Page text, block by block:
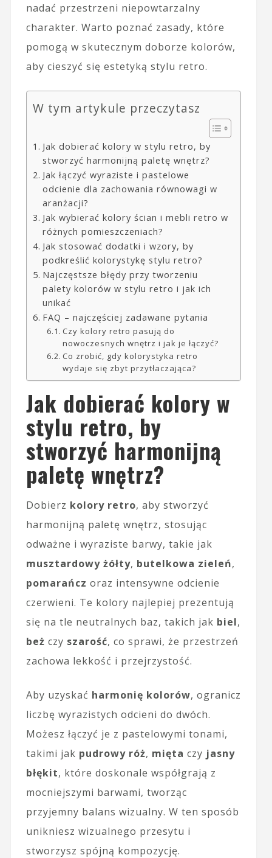
nadać przestrzeni niepowtarzalny
charakter. Warto poznać zasady, które
pomogą w skutecznym doborze kolorów,
aby cieszyć się estetyką stylu retro.
W tym artykule przeczytasz
Jak dobierać kolory w stylu retro, by
stworzyć harmonijną paletę wnętrz?
Jak łączyć wyraziste i pastelowe
odcienie dla zachowania równowagi w
aranżacji?
Jak wybierać kolory ścian i mebli retro w
różnych pomieszczeniach?
Jak stosować dodatki i wzory, by
podkreślić kolorystykę stylu retro?
Najczęstsze błędy przy tworzeniu
palety kolorów w stylu retro i jak ich
unikać
FAQ – najczęściej zadawane pytania
Czy kolory retro pasują do
nowoczesnych wnętrz i jak je łączyć?
Co zrobić, gdy kolorystyka retro
wydaje się zbyt przytłaczająca?
Jak dobierać kolory w
stylu retro, by
stworzyć harmonijną
paletę wnętrz?
Dobierz kolory retro, aby stworzyć
harmonijną paletę wnętrz, stosując
odważne i wyraziste barwy, takie jak
musztardowy żółty, butelkowa zieleń,
pomarańcz oraz intensywne odcienie
czerwieni. Te kolory najlepiej prezentują
się na tle neutralnych baz, takich jak biel,
beż czy szarość, co sprawi, że przestrzeń
zachowa lekkość i przejrzystość.
Aby uzyskać harmonię kolorów, ogranicz
liczbę wyrazistych odcieni do dwóch.
Możesz łączyć je z pastelowymi tonami,
takimi jak pudrowy róż, mięta czy jasny
błękit, które doskonale współgrają z
mocniejszymi barwami, tworząc
przyjemny balans wizualny. W ten sposób
unikniesz wizualnego przesytu i
stworzysz spójną kompozycję.